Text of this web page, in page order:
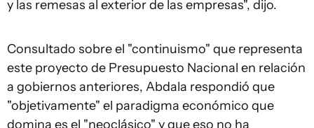
y las remesas al exterior de las empresas", dijo.
Consultado sobre el "continuismo" que representa
este proyecto de Presupuesto Nacional en relación
a gobiernos anteriores, Abdala respondió que
"objetivamente" el paradigma económico que
domina es el "neoclásico" y que eso no ha